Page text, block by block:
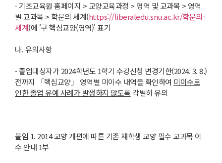
- 기초교육원 홈페이지 > 교양교육과정 > 영역 및 교과목 > 영역
별 교과목 > 학문의 세계(https://liberaledu.snu.ac.kr/학문의-
세계)에 '구 핵심교양(영역)' 표기
나. 유의사항
- 졸업대상자가 2024학년도 1학기 수강신청 변경기한(2024. 3. 8.)
전까지 「핵심교양」 영역별 미이수 내역을 확인하여 미이수로
인한 졸업 유예 사례가 발생하지 않도록 각별히 유의
붙임 1. 2014 교양 개편에 따른 기존 재학생 교양 필수 교과목 이
수 안내 1부